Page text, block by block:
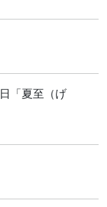
「夏至（げ